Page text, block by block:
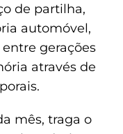
de partilha,
automóvel,
gerações
através de
mês, traga o